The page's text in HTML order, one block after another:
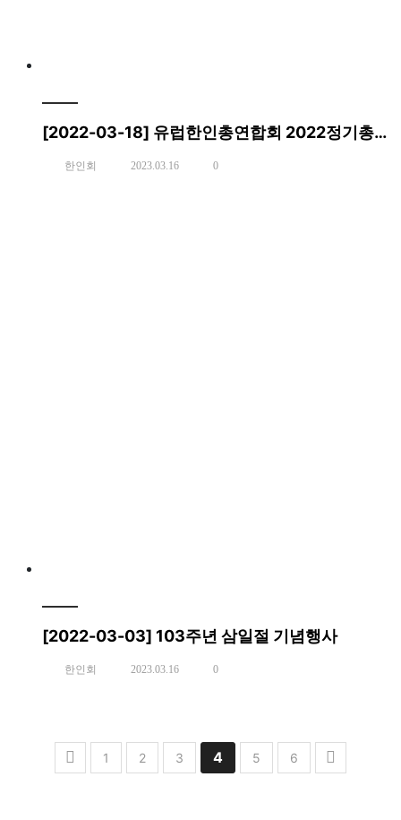
[2022-03-18] 유럽한인총연합회 2022정기총회
한인회 2023.03.16 0
[2022-03-03] 103주년 삼일절 기념행사
한인회 2023.03.16 0
1 2 3 4 5 6